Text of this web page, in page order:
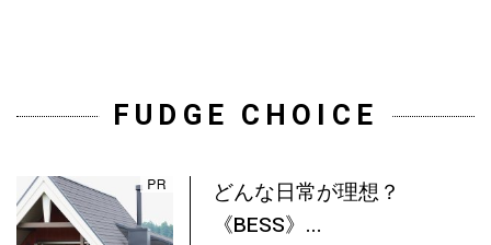
FUDGE CHOICE
どんな日常が理想？
《BESS》...